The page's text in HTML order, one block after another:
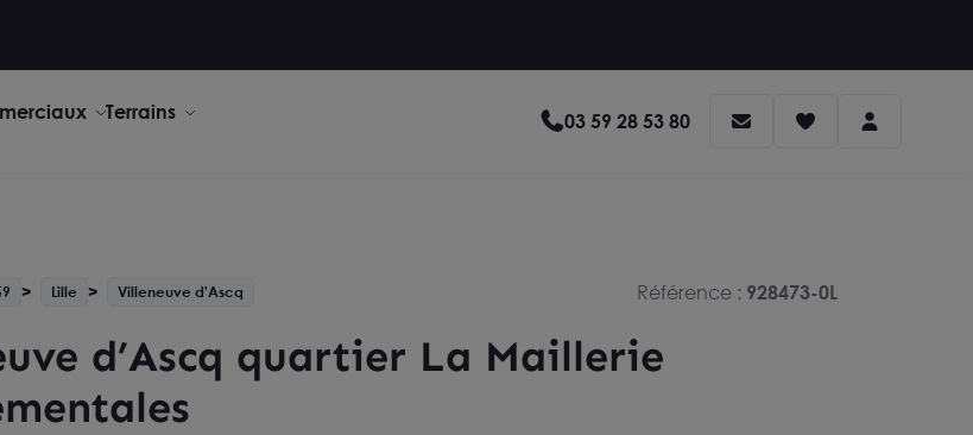
Terrains 03 59 28 53 80
Lille Villeneuve d'Ascq Référence : 928473-0L
d’Ascq quartier La Maillerie